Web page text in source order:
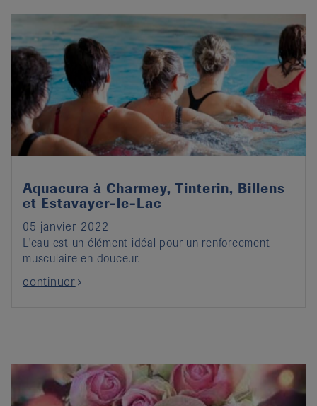
Aquacura à Charmey, Tinterin, Billens
et Estavayer-le-Lac
05 janvier 2022
L'eau est un élément idéal pour un renforcement
musculaire en douceur.
continuer